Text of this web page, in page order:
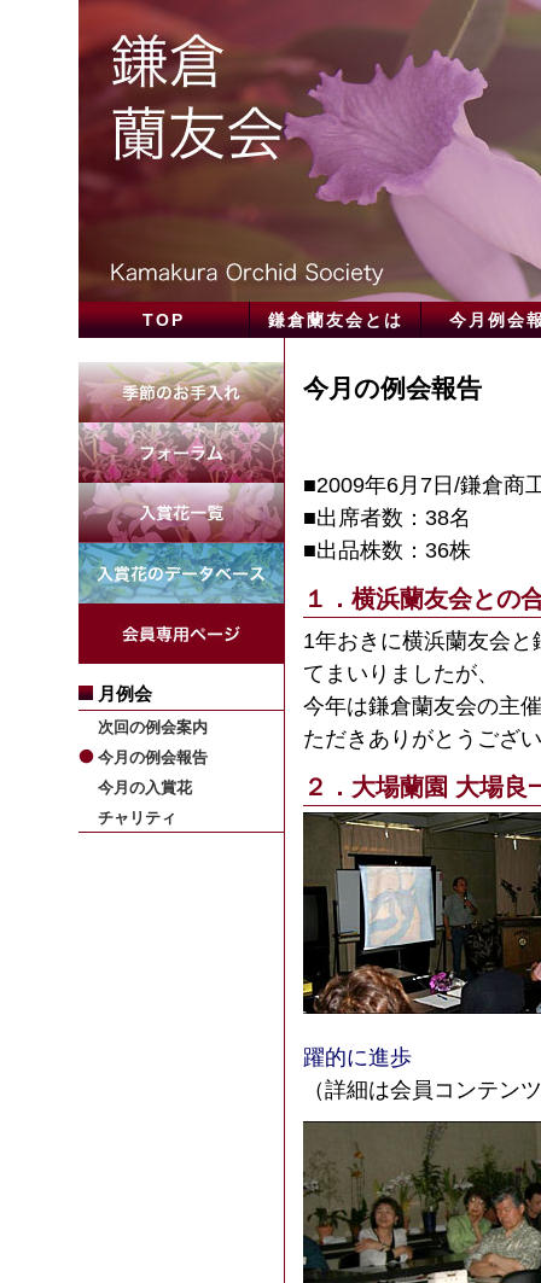
TOP 鎌倉蘭友会とは 今月例会
月例会
次回の例会案内
今月の例会報告
今月の入賞花
チャリティ
今月の例会報告
■2009年6月7日/鎌倉商
■出席者数：38名
■出品株数：36株
１．横浜蘭友会との
1年おきに横浜蘭友会
てまいりましたが、
今年は鎌倉蘭友会の主
ただきありがとうござ
２．大場蘭園 大場
躍的に進歩
（詳細は会員コンテン